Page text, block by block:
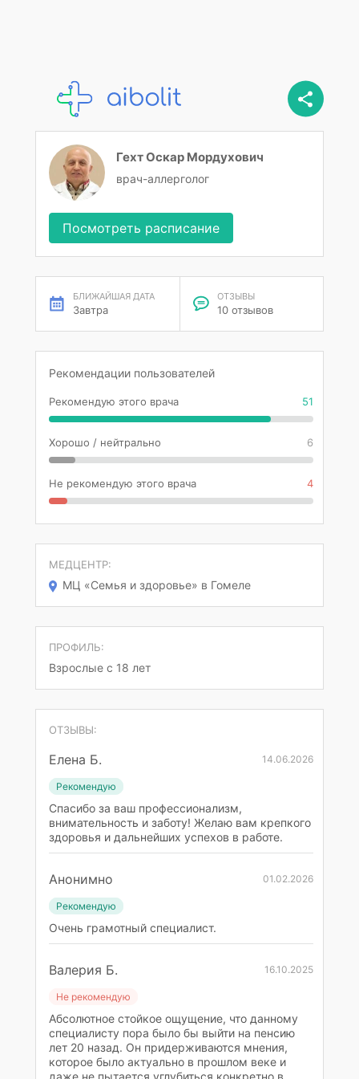
Гехт Оскар Мордухович
врач-аллерголог
Посмотреть расписание
БЛИЖАЙШАЯ ДАТА
Завтра
ОТЗЫВЫ
10 отзывов
Рекомендации пользователей
Рекомендую этого врача 51
Хорошо / нейтрально 6
Не рекомендую этого врача 4
МЕДЦЕНТР:
МЦ «Семья и здоровье» в Гомеле
ПРОФИЛЬ:
Взрослые с 18 лет
ОТЗЫВЫ:
Елена Б. 14.06.2026
Рекомендую
Спасибо за ваш профессионализм,
внимательность и заботу! Желаю вам крепкого
здоровья и дальнейших успехов в работе.
Анонимно 01.02.2026
Рекомендую
Очень грамотный специалист.
Валерия Б. 16.10.2025
Не рекомендую
Абсолютное стойкое ощущение, что данному
специалисту пора было бы выйти на пенсию
лет 20 назад. Он придерживаются мнения,
которое было актуально в прошлом веке и
даже не пытается углубиться конкретно в